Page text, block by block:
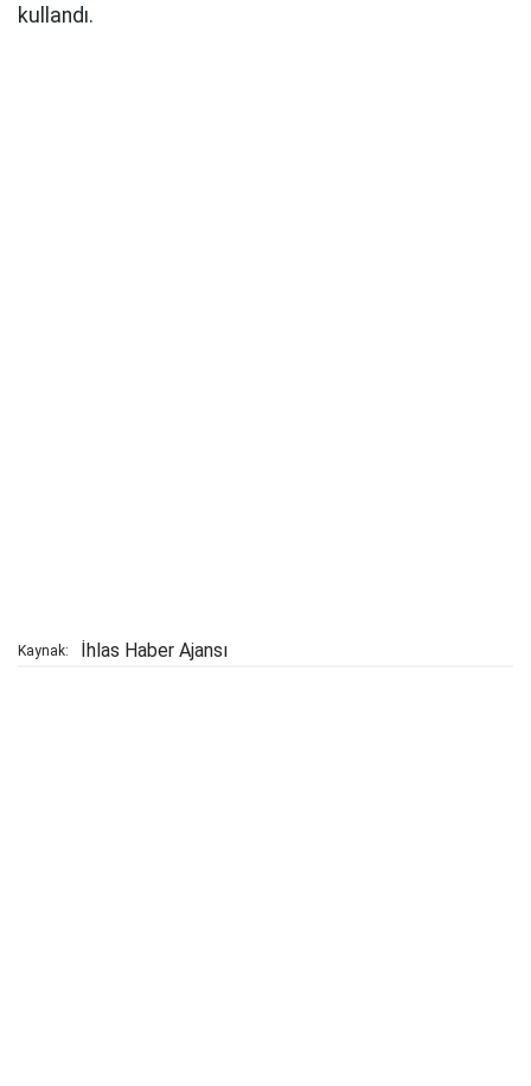
kullandı.
Kaynak: İhlas Haber Ajansı